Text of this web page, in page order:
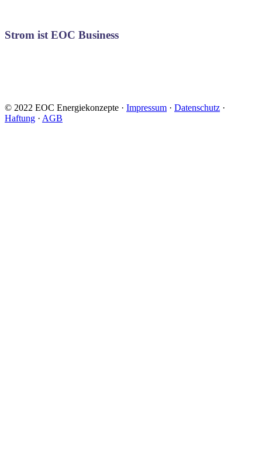
Strom ist EOC Business
© 2022 EOC Energiekonzepte · Impressum · Datenschutz ·
Haftung · AGB